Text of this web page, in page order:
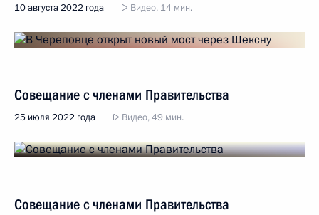
10 августа 2022 года Видео, 14 мин.
Совещание с членами Правительства
25 июля 2022 года Видео, 49 мин.
Совещание с членами Правительства